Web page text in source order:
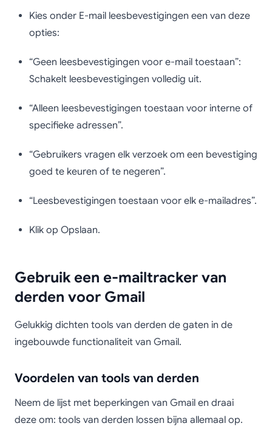
Kies onder E-mail leesbevestigingen een van deze
opties:
“Geen leesbevestigingen voor e-mail toestaan”:
Schakelt leesbevestigingen volledig uit.
“Alleen leesbevestigingen toestaan voor interne of
specifieke adressen”.
“Gebruikers vragen elk verzoek om een bevestiging
goed te keuren of te negeren”.
“Leesbevestigingen toestaan voor elk e-mailadres”.
Klik op Opslaan.
Gebruik een e-mailtracker van
derden voor Gmail
Gelukkig dichten tools van derden de gaten in de
ingebouwde functionaliteit van Gmail.
Voordelen van tools van derden
Neem de lijst met beperkingen van Gmail en draai
deze om: tools van derden lossen bijna allemaal op.